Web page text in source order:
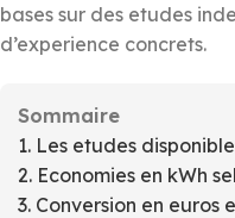
bases sur des etudes
d’experience concrets.
Sommaire
1. Les etudes
2. Economies en kWh
3. Conversion en euros